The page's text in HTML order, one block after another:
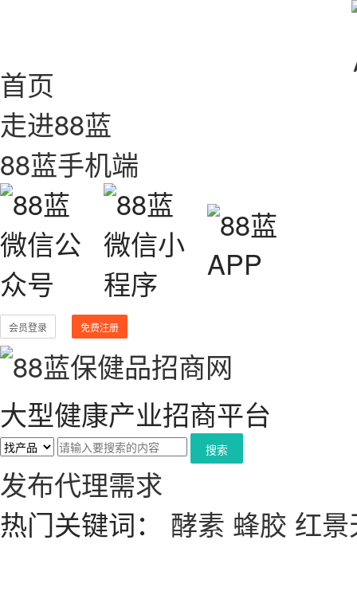
首页
走进88蓝
88蓝手机端
会员登录 免费注册
大型健康产业招商平台
搜索
发布代理需求
热门关键词： 酵素 蜂胶 红景